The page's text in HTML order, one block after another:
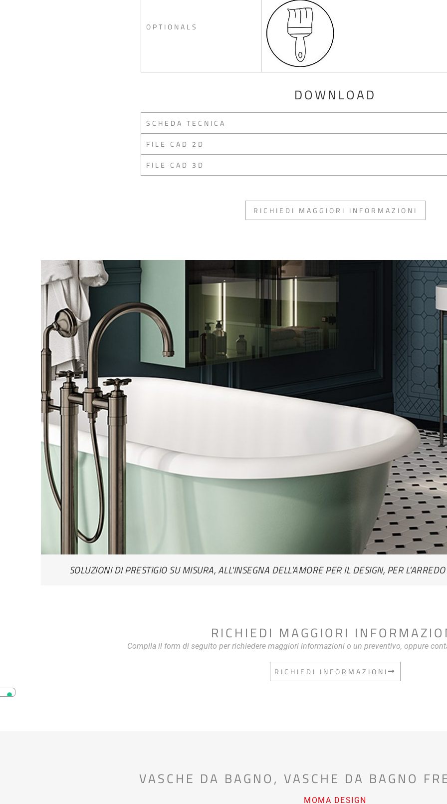
OPTIONALS
DOWNLOAD
SCHEDA TECNICA
FILE CAD 2D
FILE CAD 3D
RICHIEDI MAGGIORI INFORMAZIONI
SOLUZIONI DI PRESTIGIO SU MISURA, ALL'INSEGNA DELL'AMORE PER IL DESIGN, PER
RICHIEDI MAGGIORI
Compila il form di seguito per richiedere maggiori informazioni o un preventivo, oppure
RICHIEDI INFORMAZIONI
VASCHE DA BAGNO, VASCHE DA BAGNO
MOMA DESIGN